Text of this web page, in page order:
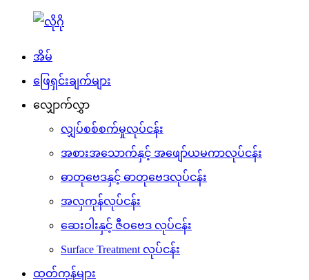
အိမ်
ဖြေရှင်းချက်များ
လျှောက်လွှာ
လျှပ်စစ်စက်မှုလုပ်ငန်း
အစားအသောက်နှင့် အဖျော်ယမကာလုပ်ငန်း
ဓာတုဗေဒနှင့် ဓာတုဗေဒလုပ်ငန်း
အလှကုန်လုပ်ငန်း
ဆေးဝါးနှင့် ဇီဝဗေဒ လုပ်ငန်း
Surface Treatment လုပ်ငန်း
ထုတ်ကုန်များ